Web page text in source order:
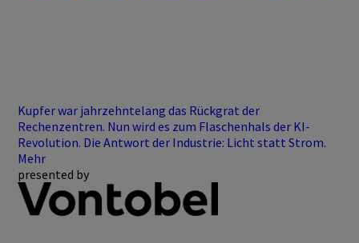
Kupfer war jahrzehntelang das Rückgrat der
Rechenzentren. Nun wird es zum Flaschenhals der KI-
Revolution. Die Antwort der Industrie: Licht statt Strom.
Mehr
presented by